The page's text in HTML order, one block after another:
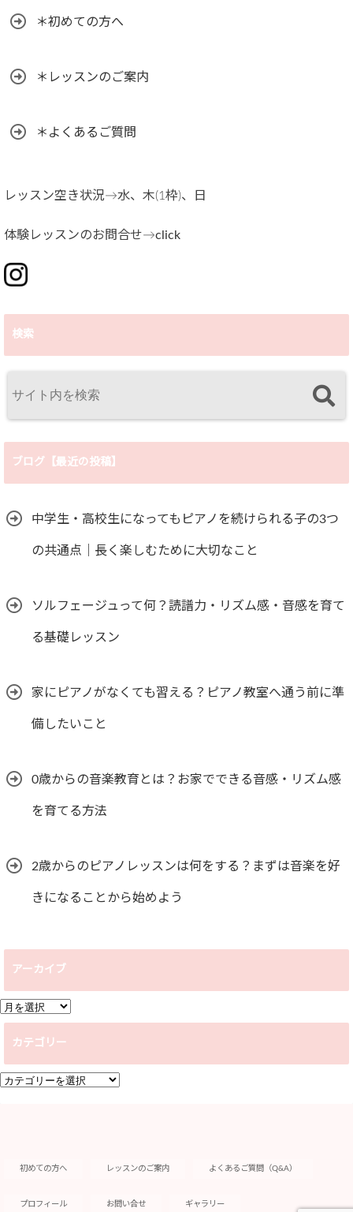
＊初めての方へ
＊レッスンのご案内
＊よくあるご質問
レッスン空き状況→水、木(1枠)、日
体験レッスンのお問合せ→click
検索
ブログ【最近の投稿】
中学生・高校生になってもピアノを続けられる子の3つ
の共通点｜長く楽しむために大切なこと
ソルフェージュって何？読譜力・リズム感・音感を育て
る基礎レッスン
家にピアノがなくても習える？ピアノ教室へ通う前に準
備したいこと
0歳からの音楽教育とは？お家でできる音感・リズム感
を育てる方法
2歳からのピアノレッスンは何をする？まずは音楽を好
きになることから始めよう
アーカイブ
ア
イ
ブ
カテゴリー
カ
初めての方へ レッスンのご案内 よくあるご質問（Q&A）
プロフィール お問い合せ ギャラリー